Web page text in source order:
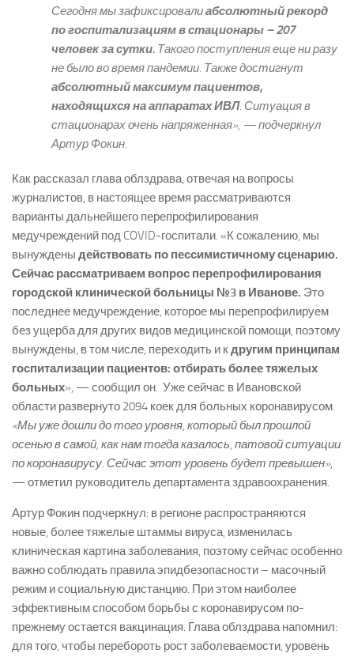
Сегодня мы зафиксировалиабсолютный рекорд
по госпитализациям в стационары – 207
человек за сутки. Такого поступления еще ни разу
не было во время пандемии. Также достигнут
абсолютный максимум пациентов,
находящихся на аппаратах ИВЛ. Ситуация в
стационарах очень напряженная», — подчеркнул
Артур Фокин.
Как рассказал глава облздрава, отвечая на вопросы
журналистов, в настоящее время рассматриваются
варианты дальнейшего перепрофилирования
медучреждений под COVID-госпитали. «К сожалению, мы
вынуждены действовать по пессимистичному сценарию.
Сейчас рассматриваем вопрос перепрофилирования
городской клинической больницы №3 в Иванове. Это
последнее медучреждение, которое мы перепрофилируем
без ущерба для других видов медицинской помощи, поэтому
вынуждены, в том числе, переходить и кдругим принципам
госпитализации пациентов: отбирать более тяжелых
больных», — сообщил он. Уже сейчас в Ивановской
области развернуто 2094 коек для больных коронавирусом.
«Мы уже дошли до того уровня, который был прошлой
осенью в самой, как нам тогда казалось, патовой ситуации
по коронавирусу. Сейчас этот уровень будет превышен»,
— отметил руководитель департамента здравоохранения.
Артур Фокин подчеркнул: в регионе распространяются
новые, более тяжелые штаммы вируса, изменилась
клиническая картина заболевания, поэтому сейчас особенно
важно соблюдать правила эпидбезопасности – масочный
режим и социальную дистанцию. При этом наиболее
эффективным способом борьбы с коронавирусом по-
прежнему остается вакцинация. Глава облздрава напомнил:
для того, чтобы перебороть рост заболеваемости, уровень